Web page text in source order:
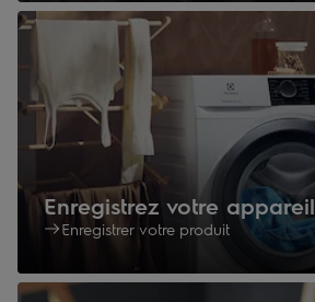
Enregistrez votre appareil
Enregistrer votre produit